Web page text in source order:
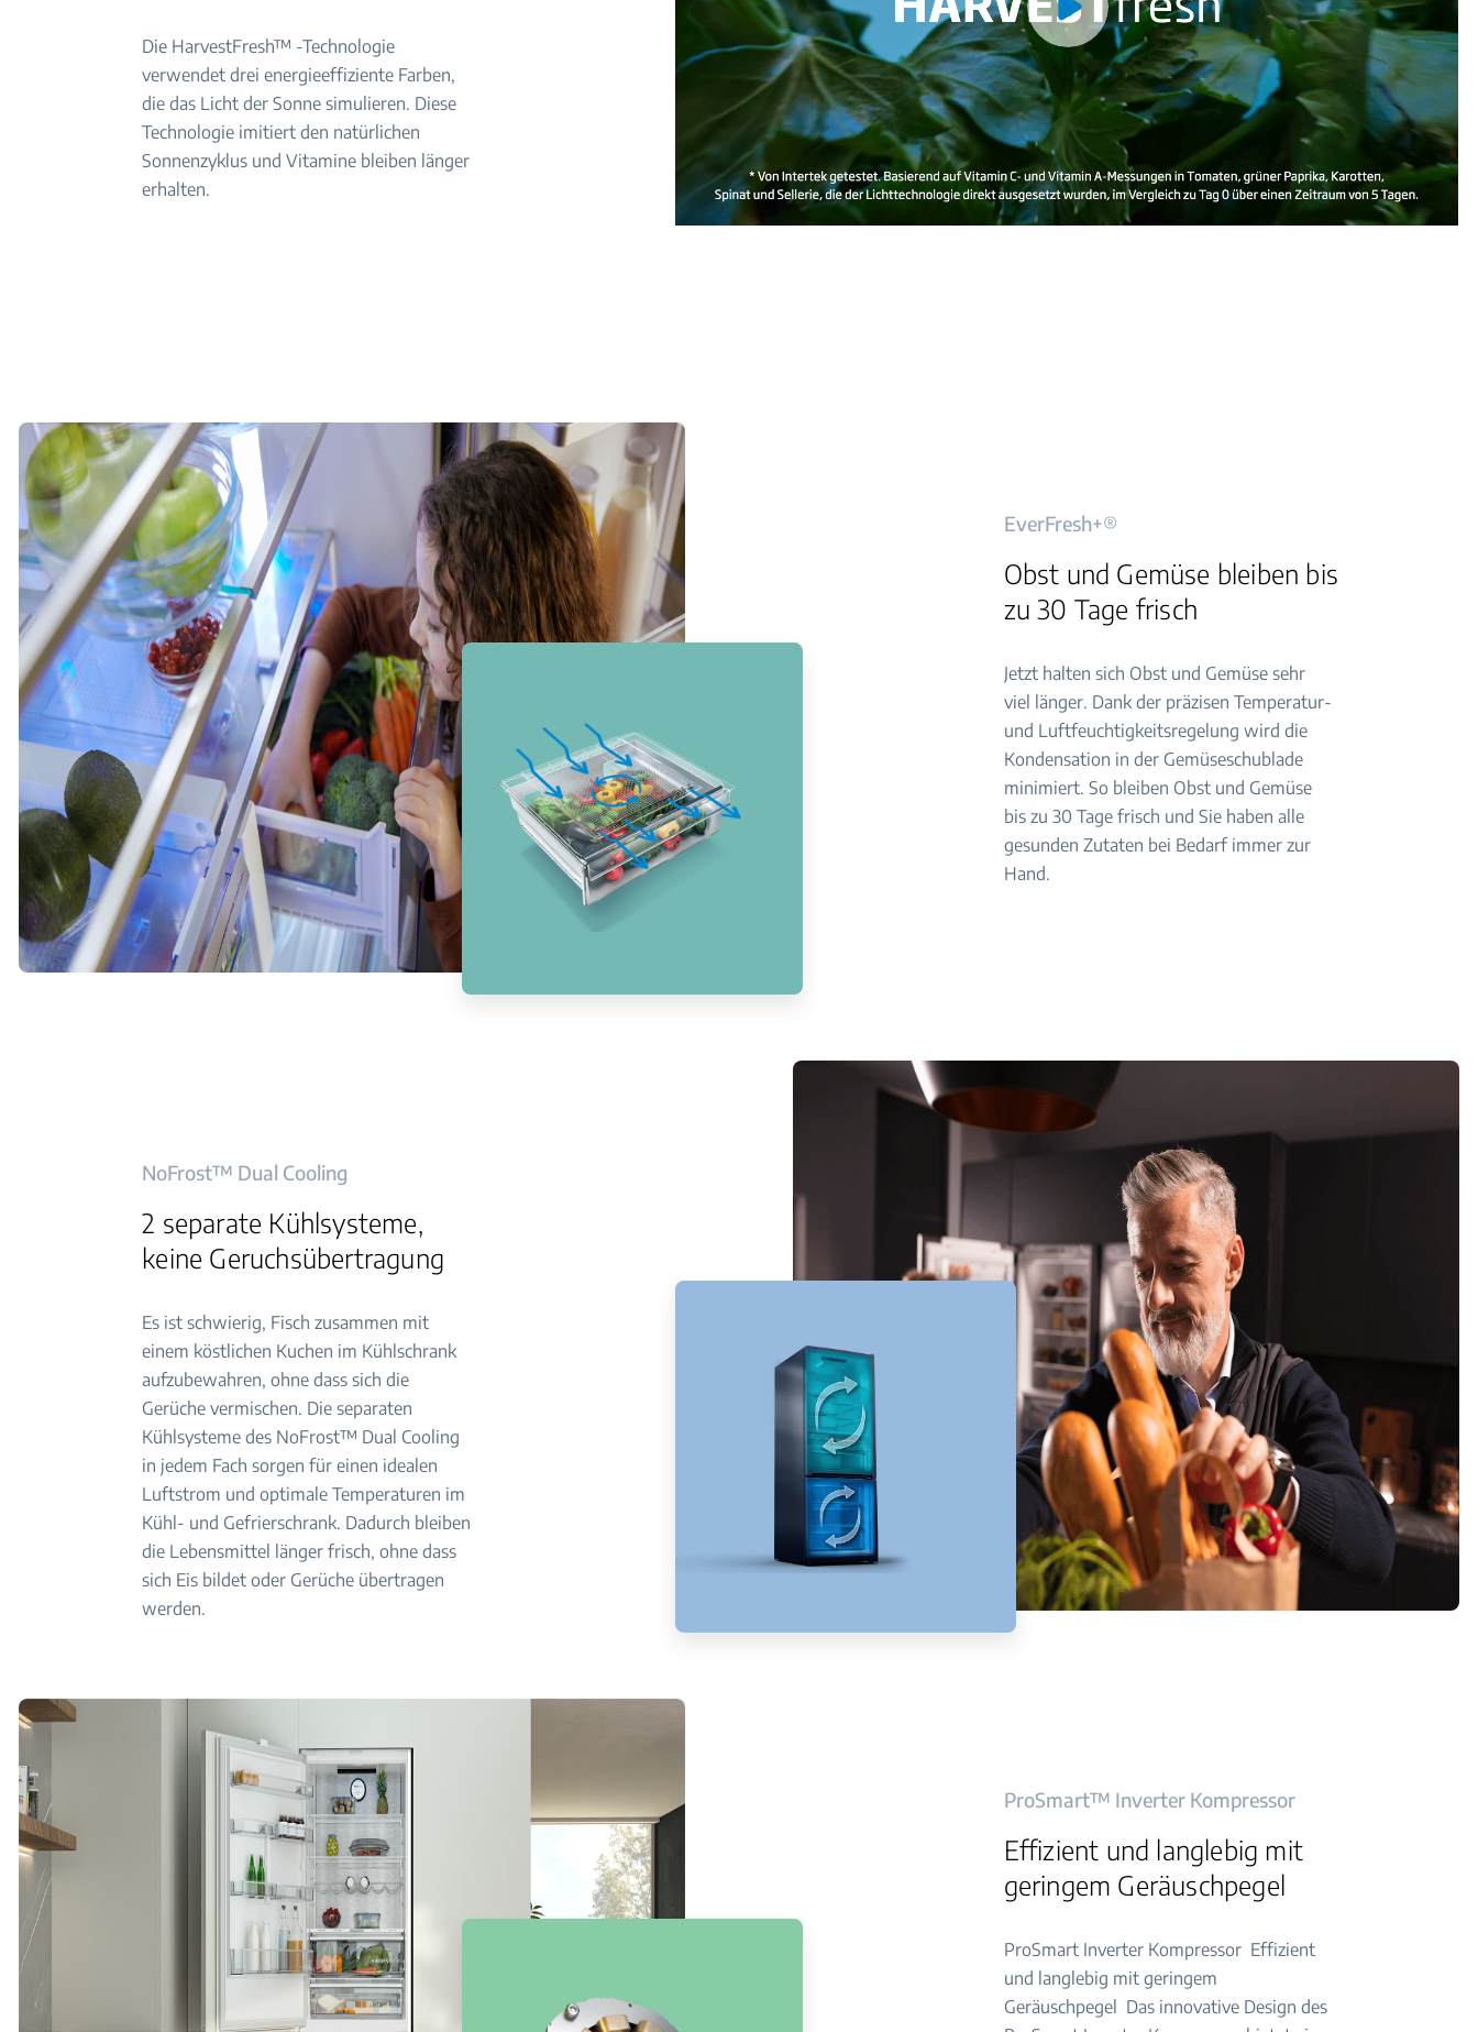
Die HarvestFresh™ -Technologie
verwendet drei energieeffiziente Farben,
die das Licht der Sonne simulieren. Diese
Technologie imitiert den natürlichen
Sonnenzyklus und Vitamine bleiben länger
erhalten.
EverFresh+®
Obst und Gemüse bleiben bis
zu 30 Tage frisch
Jetzt halten sich Obst und Gemüse sehr
viel länger. Dank der präzisen Temperatur-
und Luftfeuchtigkeitsregelung wird die
Kondensation in der Gemüseschublade
minimiert. So bleiben Obst und Gemüse
bis zu 30 Tage frisch und Sie haben alle
gesunden Zutaten bei Bedarf immer zur
Hand.
NoFrost™ Dual Cooling
2 separate Kühlsysteme,
keine Geruchsübertragung
Es ist schwierig, Fisch zusammen mit
einem köstlichen Kuchen im Kühlschrank
aufzubewahren, ohne dass sich die
Gerüche vermischen. Die separaten
Kühlsysteme des NoFrost™ Dual Cooling
in jedem Fach sorgen für einen idealen
Luftstrom und optimale Temperaturen im
Kühl- und Gefrierschrank. Dadurch bleiben
die Lebensmittel länger frisch, ohne dass
sich Eis bildet oder Gerüche übertragen
werden.
ProSmart™ Inverter Kompressor
Effizient und langlebig mit
geringem Geräuschpegel
ProSmart Inverter Kompressor​ ​ Effizient
und langlebig mit geringem
Geräuschpegel​ ​ Das innovative Design des